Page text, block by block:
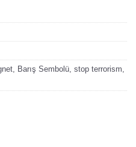
, Barış Sembolü, stop terrorism,